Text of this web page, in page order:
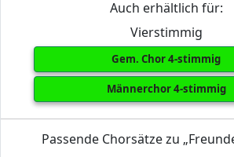
Auch erhältlich für:
Vierstimmig
Gem. Chor 4-stimmig
Männerchor 4-stimmig
Passende Chorsätze zu